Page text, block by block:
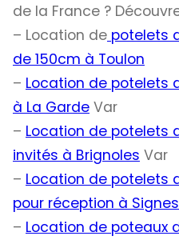
de la France ?
– Location de potelets
de 150cm à Toulon
– Location de potelets
à La Garde Var
– Location de potelets
invités à Brignoles Var
– Location de potelets
pour réception à
– Location de poteaux